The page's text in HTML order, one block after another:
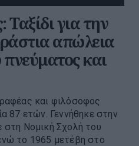
για την
απώλεια
και
και φιλόσοφος
87 ετών. Γεννήθηκε στην
Νομική Σχολή του
το 1965 μετέβη στο